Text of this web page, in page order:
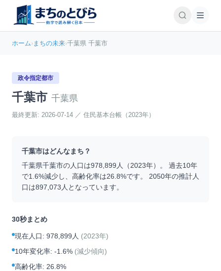
ホーム›まちの未来›千葉県 千葉市
政令指定都市
千葉市 千葉県
最終更新: 2026-07-14 ／ 住民基本台帳（2023年）
千葉市はどんなまち？
千葉県千葉市の人口は978,899 人（2023年）。 過去10年
で1.6%減少し、高齢化率は26.8%です。 2050年の推計人
口は897,073 人となっています。
30秒まとめ
現在人口: 978,899人 (2023年)
10年変化率: -1.6% (減少傾向)
高齢化率: 26.8%